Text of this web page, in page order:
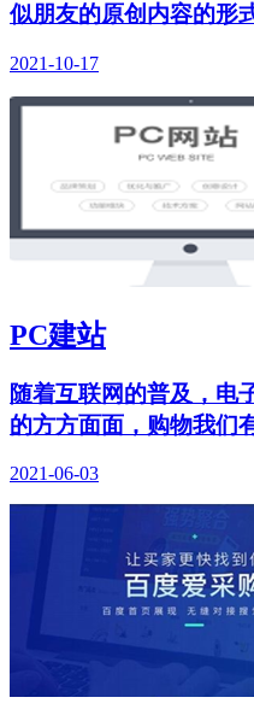
似朋友的原创内容的形
2021-10-17
PC建站
随着互联网的普及，电
的方方面面，购物我们
2021-06-03